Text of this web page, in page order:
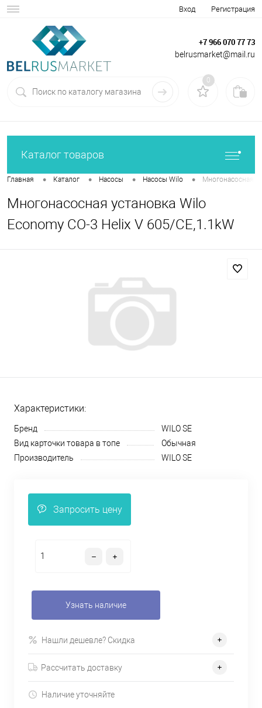
Вход Регистрация
+7 966 070 77 73
belrusmarket@mail.ru
0
Каталог товаров
Главная • Каталог • Насосы • Насосы Wilo • Многонасосная
Многонасосная установка Wilo
Economy CO-3 Helix V 605/CE,1.1kW
Характеристики:
Бренд
WILO SE
Вид карточки товара в топе
Обычная
Производитель
WILO SE
Запросить цену
Узнать наличие
Нашли дешевле? Скидка
Рассчитать доставку
Наличие уточняйте